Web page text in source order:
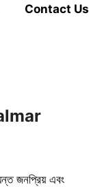
Contact Us
জনপ্রিয় এবং